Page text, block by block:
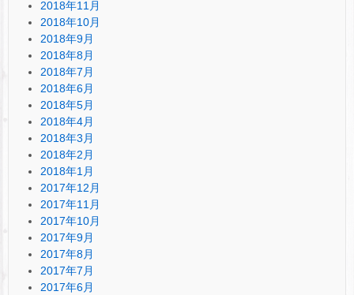
2018年11月
2018年10月
2018年9月
2018年8月
2018年7月
2018年6月
2018年5月
2018年4月
2018年3月
2018年2月
2018年1月
2017年12月
2017年11月
2017年10月
2017年9月
2017年8月
2017年7月
2017年6月